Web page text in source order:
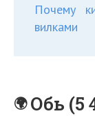
Почему
вилками
Обь (5